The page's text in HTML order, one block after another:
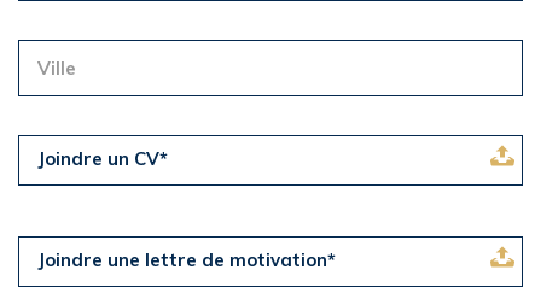
Joindre un CV*
Joindre une lettre de motivation*